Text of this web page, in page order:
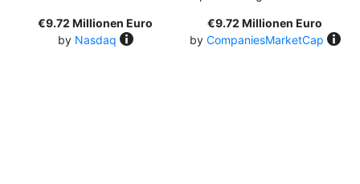
€9.72 Millionen Euro
by Nasdaq
€9.72 Millionen Euro
by CompaniesMarketCap